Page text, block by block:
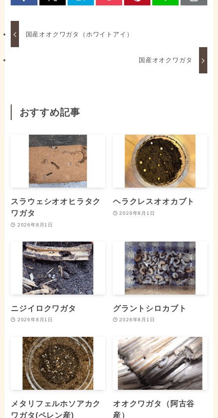
国産オオクワガタ（ホワイトアイ）
国産オオクワガタ
おすすめ記事
スラウェシオオヒラタク
ワガタ
2026年8月1日
ヘラクレスオオカブト
2026年8月1日
ニジイロクワガタ
2026年8月1日
グラントシロカブト
2026年8月1日
メタリフェルホソアカク
ワガタ(ペレン産)
オオクワガタ（阿古谷
産）